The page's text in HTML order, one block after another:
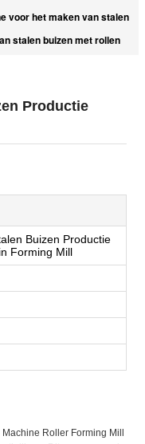
voor het maken van stalen
stalen buizen met rollen
Productie
Buizen Productie
Forming Mill
Roller Forming Mill